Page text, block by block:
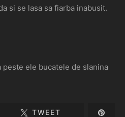
si se lasa sa fiarba inabusit.
ele bucatele de slanina
TWEET